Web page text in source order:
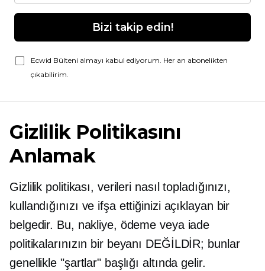
Bizi takip edin!
Ecwid Bülteni almayı kabul ediyorum. Her an abonelikten
çıkabilirim.
Gizlilik Politikasını
Anlamak
Gizlilik politikası, verileri nasıl topladığınızı,
kullandığınızı ve ifşa ettiğinizi açıklayan bir
belgedir. Bu, nakliye, ödeme veya iade
politikalarınızın bir beyanı DEĞİLDİR; bunlar
genellikle "şartlar" başlığı altında gelir.